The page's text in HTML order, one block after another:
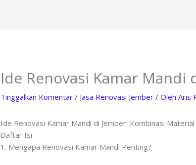
Ide Renovasi Kamar
Tinggalkan Komentar / Jasa Renovasi Jember / OlehAris
Ide Renovasi Kamar Mandi di Jember: Kombinasi
Daftar Isi
1. Mengapa Renovasi Kamar Mandi Penting?